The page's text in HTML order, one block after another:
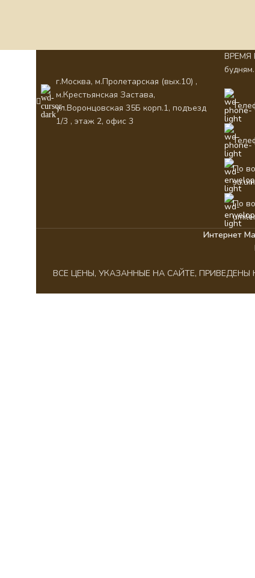
г.Москва, м.Пролетарская (вых.10) ,
м.Крестьянская Застава,
ул.Воронцовская 35Б корп.1, подъезд
1/3 , этаж 2, офис 3
ВРЕМЯ
будням.
По
По
Интернет
ВСЕ ЦЕНЫ, УКАЗАННЫЕ НА САЙТЕ,